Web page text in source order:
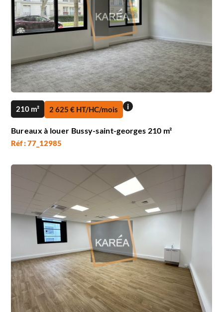
210 m² 2 625 € HT/HC/mois i
Bureaux à louer Bussy-saint-georges 210 m²
Réf : 77_12985